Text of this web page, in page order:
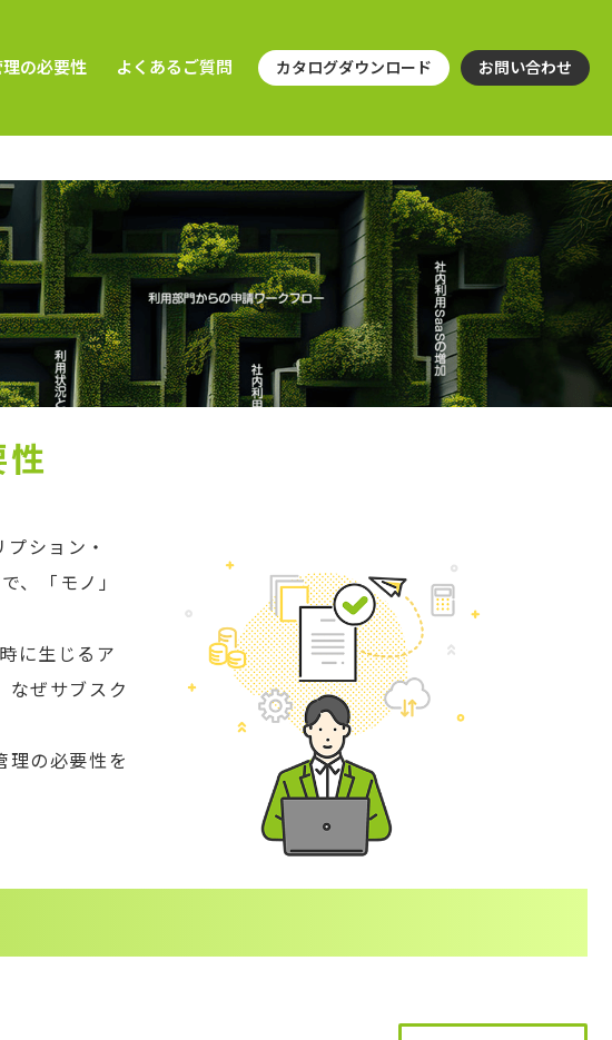
の必要性 よくあるご質問 カタログダウンロード お問い合わせ
ション・
、「モノ」
に生じるア
なぜサブスク
理の必要性を